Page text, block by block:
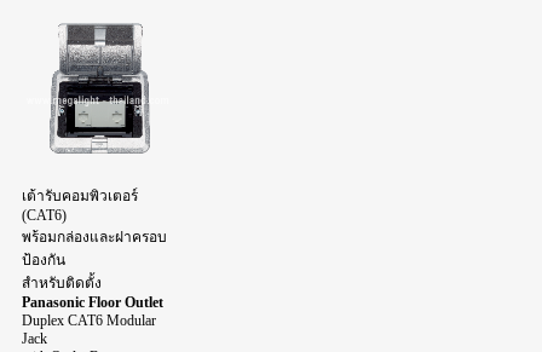
เต้ารับคอมพิวเตอร์
(CAT6)
พร้อมกล่องและฝาครอบ
ป้องกัน
สำหรับติดตั้ง
Panasonic Floor Outlet
Duplex CAT6 Modular
Jack